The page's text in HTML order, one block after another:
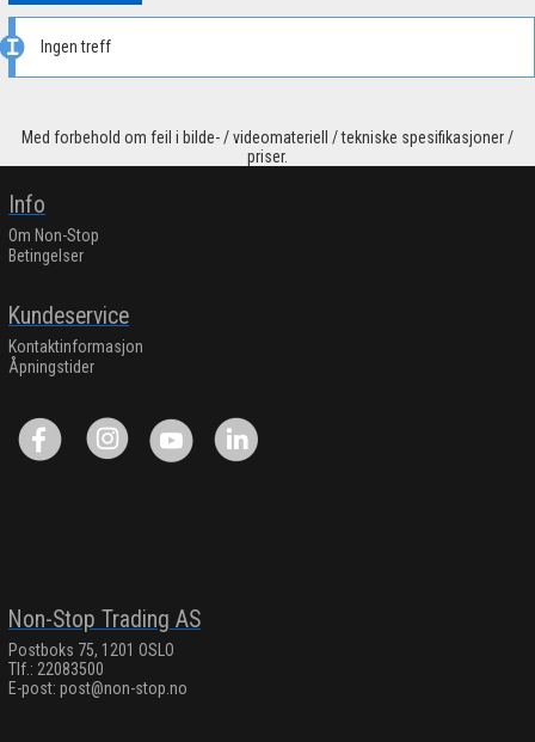
Ingen treff
Med forbehold om feil i bilde- / videomateriell / tekniske spesifikasjoner /
priser.
Info
Om Non-Stop
Betingelser
Kundeservice
Kontaktinformasjon
Åpningstider
Non-Stop Trading AS
Postboks 75, 1201 OSLO
Tlf.: 22083500
E-post: post@non-stop.no